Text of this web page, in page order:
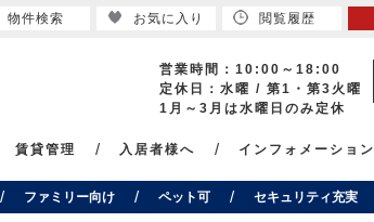
営業時間：10:00～18:00
定休日：水曜 / 第1・第3火曜
1月～3月は水曜日のみ定休
賃貸管理 入居者様へ インフォメーション
ファミリー向け ペット可 セキュリティ充実
物件検索 お気に入り 閲覧履歴